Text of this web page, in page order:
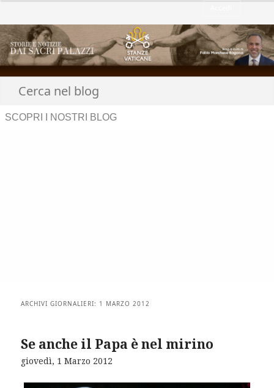
ARCHIVI GIORNALIERI: 1 MARZO 2012
Se anche il Papa è nel mirino
giovedì, 1 Marzo 2012